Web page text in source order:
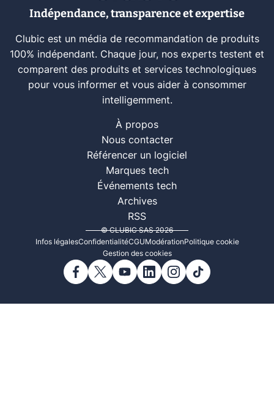
Indépendance, transparence et expertise
Clubic est un média de recommandation de produits
100% indépendant. Chaque jour, nos experts testent et
comparent des produits et services technologiques
pour vous informer et vous aider à consommer
intelligemment.
À propos
Nous contacter
Référencer un logiciel
Marques tech
Événements tech
Archives
RSS
© CLUBIC SAS 2026
Infos légalesConfidentialitéCGUModérationPolitique cookie
Gestion des cookies